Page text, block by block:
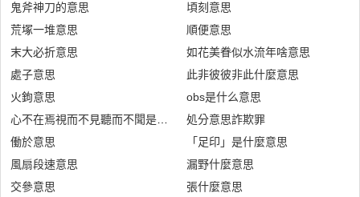
鬼斧神刀的意思
荒塚一堆意思
末大必折意思
處子意思
火鉤意思
心不在焉視而不見聽而不聞是什麼意思
働於意思
風扇段速意思
交參意思
頃刻意思
順便意思
如花美眷似水流年啥意思
此非彼彼非此什麼意思
obs是什么意思
処分意思詐欺罪
「足印」是什麼意思
漏野什麼意思
張什麼意思